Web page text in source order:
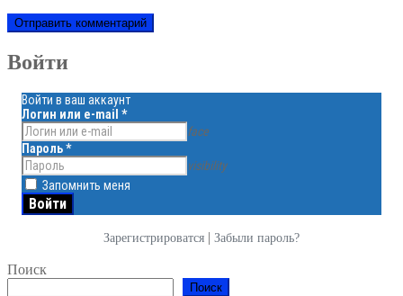
Войти
Войти в ваш аккаунт
Логин или e-mail *
face
Пароль*
visibility
Запомнить меня
Зарегистрироватся | Забыли пароль?
Поиск
Поиск